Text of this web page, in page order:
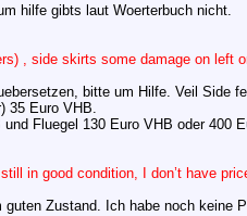
hilfe gibts laut Woerterbuch nicht.
, side skirts some damage on left
bitte um Hilfe. Veil Side
35 Euro VHB.
Fluegel 130 Euro VHB oder 400
in good condition, I don’t have
Zustand. Ich habe noch keine